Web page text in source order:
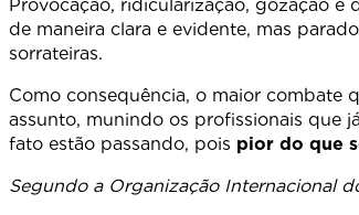
Provocação, ridicularização, gozação e
de maneira clara e evidente, mas
sorrateiras.
Como consequência, o maior combate
assunto, munindo os profissionais que
fato estão passando, pois pior do que
Segundo a Organização Internacional